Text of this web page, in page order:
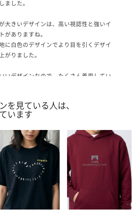
ました。
大きいデザインは、高い視認性と強いイ
がありますね。
に白色のデザインでより目を引くデザイ
がりました。
いデザインなので、たくさん着用してい
を見ている人は、
います